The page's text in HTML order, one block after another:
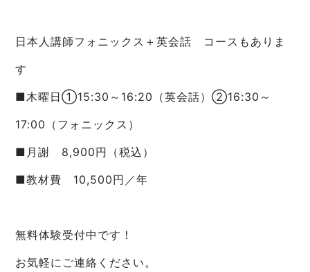
日本人講師フォニックス＋英会話 コースもありま
す
■木曜日①15:30～16:20（英会話）➁16:30～
17:00（フォニックス）
■月謝 8,900円（税込）
■教材費 10,500円／年
無料体験受付中です！
お気軽にご連絡ください。